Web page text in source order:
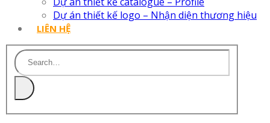
Dự án thiết kế logo – Nhận diện thương hiệu
LIÊN HỆ